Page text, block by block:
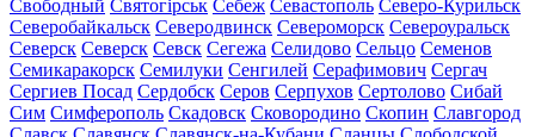
Свободный Святогірськ Себеж Севастополь Северо-Курильск
Северобайкальск Северодвинск Североморск Североуральск
Северск Северск Севск Сегежа Селидово Сельцо Семенов
Семикаракорск Семилуки Сенгилей Серафимович Сергач
Сергиев Посад Сердобск Серов Серпухов Сертолово Сибай
Сим Симферополь Скадовск Сковородино Скопин Славгород